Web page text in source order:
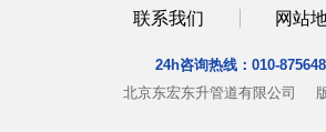
联系我们 网站
24h咨询热线： 010-
北京东宏东升管道有限公司